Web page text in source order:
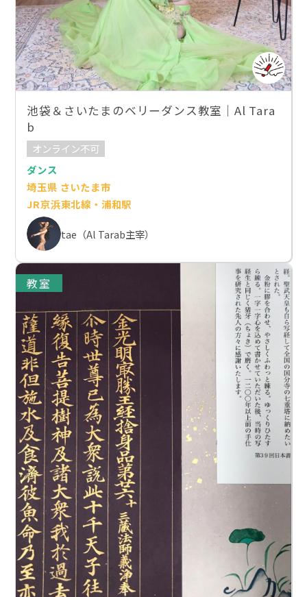
池袋＆さいたまのベリーダンス教室｜Al Tara
b
オンライン不可
ダンス
埼玉県 さいたま市
JR京浜東北線・浦和駅
tae（Al Tarab主宰）
教室